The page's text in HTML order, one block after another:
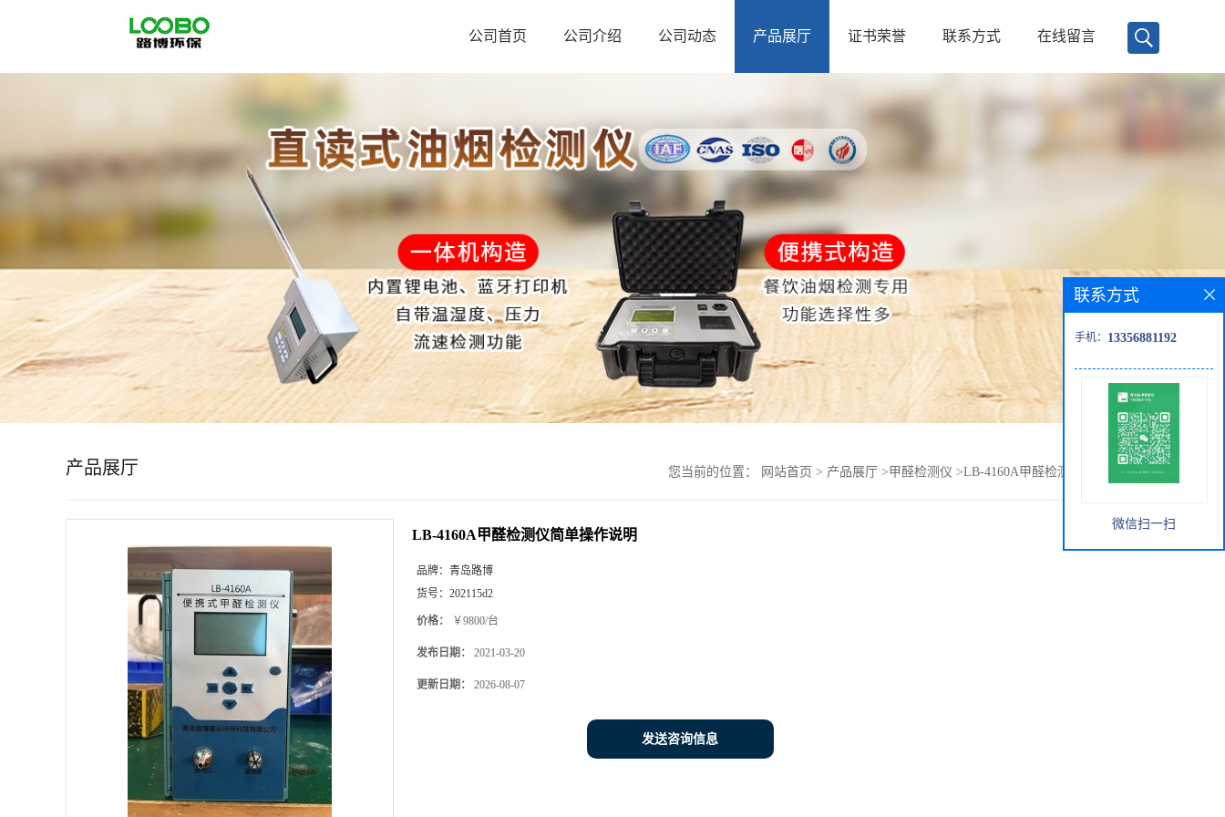
首
介
公司首页 公司介绍 公司动态 产品展厅 证书荣誉 联系方式 在线留言
产品展厅 您当前的位置： 网站首页 > 产品展厅 >甲醛检测仪 >LB-4160A甲醛检测仪简单操作说明
LB-4160A甲醛检测仪简单操作说明
品牌： 青岛路博
货号： 202115d2
价格： ￥9800/台
发布日期： 2021-03-20
更新日期： 2026-08-07
发送咨询信息
联系方式
手机： 13356881192
微信扫一扫